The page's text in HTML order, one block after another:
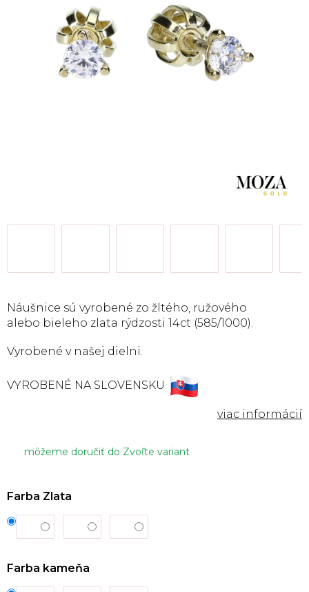
môžeme doručiť do Zvoľte variant
Farba Zlata
Farba kameňa
Náušnice sú vyrobené zo žltého, ružového
alebo bieleho zlata rýdzosti 14ct (585/1000).
Vyrobené v našej dielni.
VYROBENÉ NA SLOVENSKU